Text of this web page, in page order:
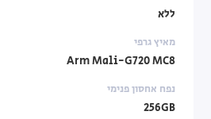
ללא
מאיץ גרפי
Arm Mali-G720 MC8
נפח אחסון פנימי
256GB